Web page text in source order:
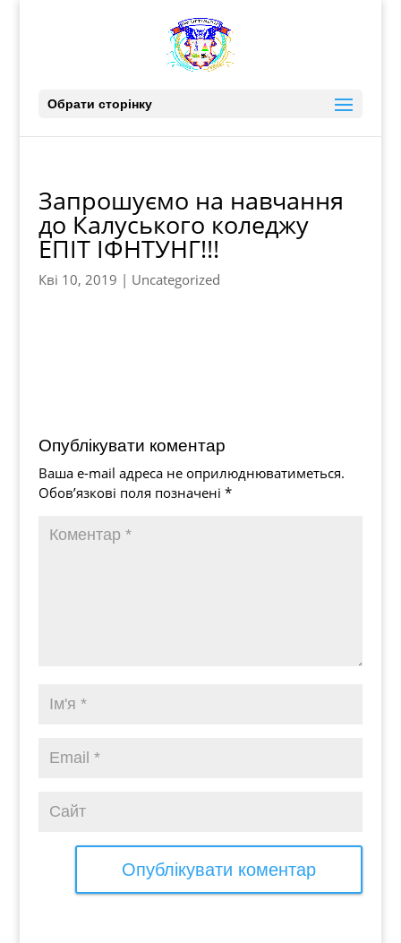
Обрати сторінку
Запрошуємо на навчання
до Калуського коледжу
ЕПІТ ІФНТУНГ!!!
Кві 10, 2019 | Uncategorized
Опублікувати коментар
Ваша e-mail адреса не оприлюднюватиметься.
Обов’язкові поля позначені *